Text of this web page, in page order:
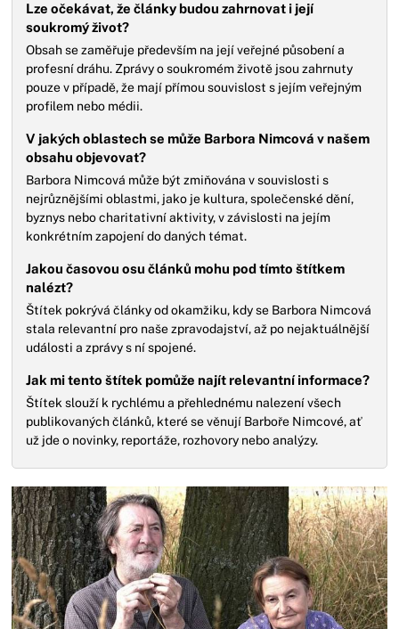
Lze očekávat, že články budou zahrnovat i její
soukromý život?
Obsah se zaměřuje především na její veřejné působení a
profesní dráhu. Zprávy o soukromém životě jsou zahrnuty
pouze v případě, že mají přímou souvislost s jejím veřejným
profilem nebo médii.
V jakých oblastech se může Barbora Nimcová v našem
obsahu objevovat?
Barbora Nimcová může být zmiňována v souvislosti s
nejrůznějšími oblastmi, jako je kultura, společenské dění,
byznys nebo charitativní aktivity, v závislosti na jejím
konkrétním zapojení do daných témat.
Jakou časovou osu článků mohu pod tímto štítkem
nalézt?
Štítek pokrývá články od okamžiku, kdy se Barbora Nimcová
stala relevantní pro naše zpravodajství, až po nejaktuálnější
události a zprávy s ní spojené.
Jak mi tento štítek pomůže najít relevantní informace?
Štítek slouží k rychlému a přehlednému nalezení všech
publikovaných článků, které se věnují Barboře Nimcové, ať
už jde o novinky, reportáže, rozhovory nebo analýzy.